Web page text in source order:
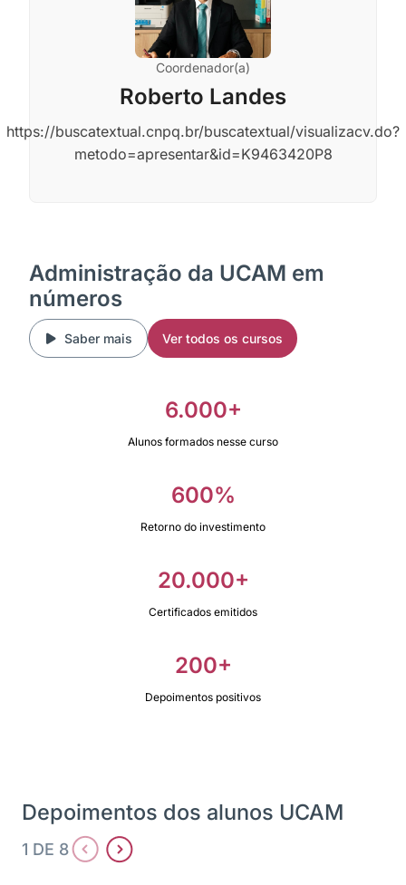
Coordenador(a)
Roberto Landes
https://buscatextual.cnpq.br/buscatextual/visualizacv.do?
metodo=apresentar&id=K9463420P8
Administração da UCAM em
números
Saber mais Ver todos os cursos
6.000+
Alunos formados nesse curso
600%
Retorno do investimento
20.000+
Certificados emitidos
200+
Depoimentos positivos
Depoimentos dos alunos UCAM
1 DE 8